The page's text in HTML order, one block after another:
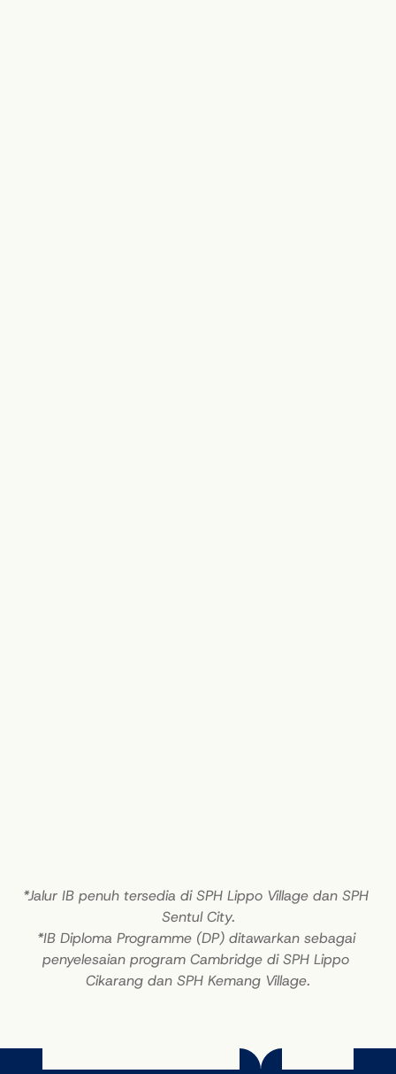
*Jalur IB penuh tersedia di SPH Lippo Village dan SPH
Sentul City.
*IB Diploma Programme (DP) ditawarkan sebagai
penyelesaian program Cambridge di SPH Lippo
Cikarang dan SPH Kemang Village.